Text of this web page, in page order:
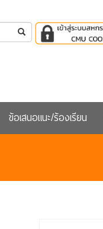
ข้อเสนอแนะ/ร้องเรียน